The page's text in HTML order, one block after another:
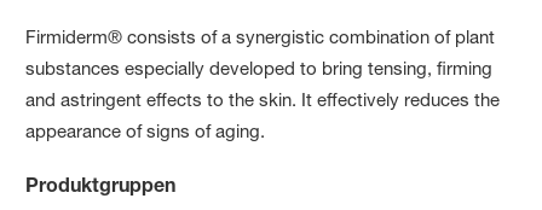
Firmiderm® consists of a synergistic combination of plant
substances especially developed to bring tensing, firming
and astringent effects to the skin. It effectively reduces the
appearance of signs of aging.
Produktgruppen